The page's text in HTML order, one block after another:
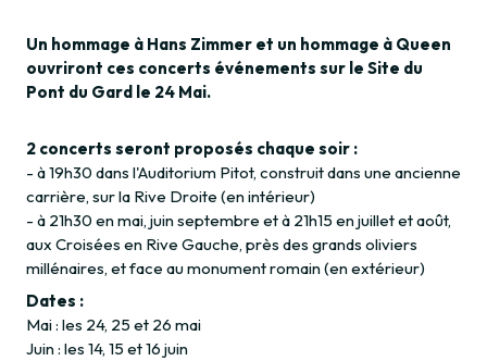
Un hommage à Hans Zimmer et un hommage à Queen
ouvriront ces concerts événements sur le Site du
Pont du Gard le 24 Mai.
2 concerts seront proposés chaque soir :
- à 19h30 dans l'Auditorium Pitot, construit dans une ancienne
carrière, sur la Rive Droite (en intérieur)
- à 21h30 en mai, juin septembre et à 21h15 en juillet et août,
aux Croisées en Rive Gauche, près des grands oliviers
millénaires, et face au monument romain (en extérieur)
Dates :
Mai : les 24, 25 et 26 mai
Juin : les 14, 15 et 16 juin